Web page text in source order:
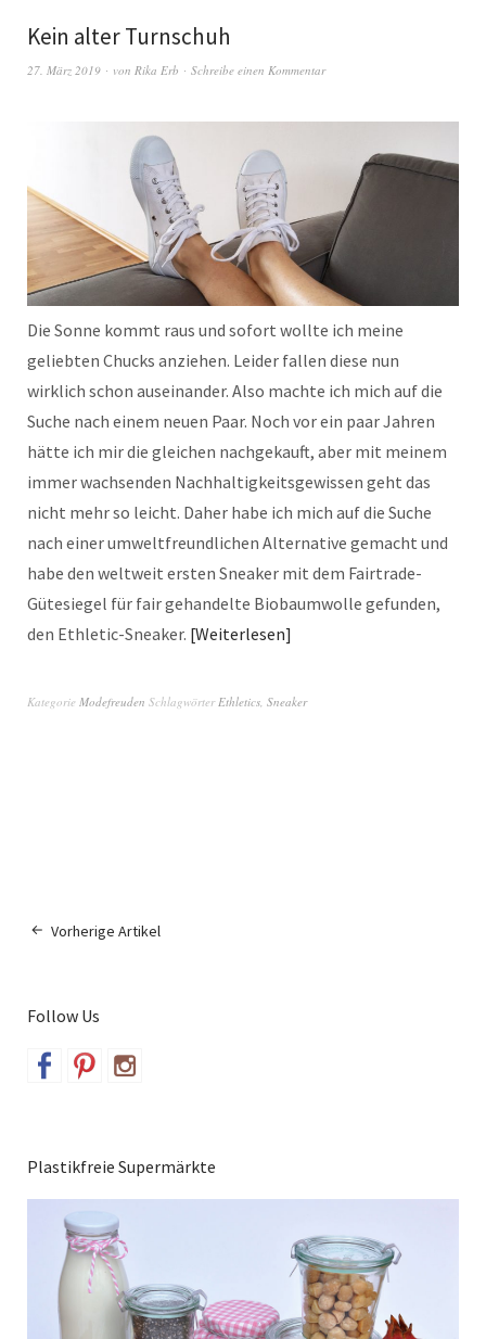
Kein alter Turnschuh
27. März 2019 von Rika Erb Schreibe einen Kommentar
Die Sonne kommt raus und sofort wollte ich meine
geliebten Chucks anziehen. Leider fallen diese nun
wirklich schon auseinander. Also machte ich mich auf die
Suche nach einem neuen Paar. Noch vor ein paar Jahren
hätte ich mir die gleichen nachgekauft, aber mit meinem
immer wachsenden Nachhaltigkeitsgewissen geht das
nicht mehr so leicht. Daher habe ich mich auf die Suche
nach einer umweltfreundlichen Alternative gemacht und
habe den weltweit ersten Sneaker mit dem Fairtrade-
Gütesiegel für fair gehandelte Biobaumwolle gefunden,
den Ethletic-Sneaker. Weiterlesen
Kategorie Modefreuden SchlagwörterEthletics, Sneaker
Vorherige Artikel
Follow Us
Plastikfreie Supermärkte